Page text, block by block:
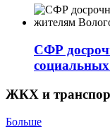
СФР
ЖКХ и
Больше